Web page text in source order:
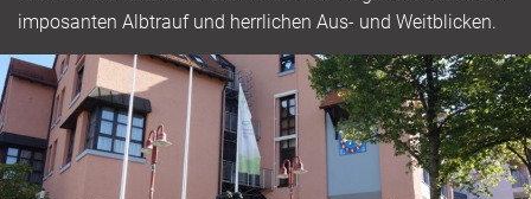
imposanten Albtrauf und herrlichen Aus- und Weitblicken.